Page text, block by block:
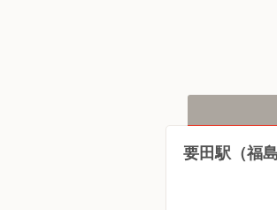
要田駅（福